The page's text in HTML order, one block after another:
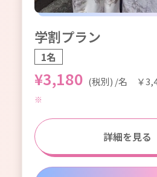
学割プラン
1名
¥3,180 (税別) /名 ￥
詳細を見る